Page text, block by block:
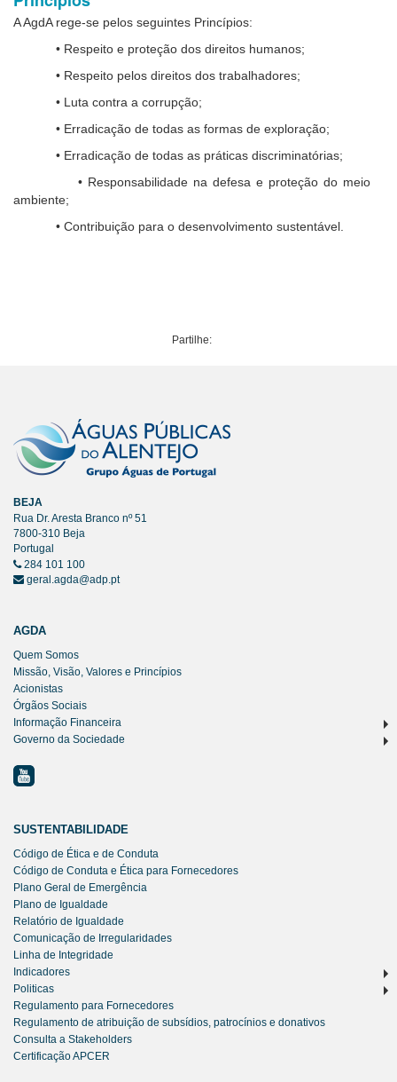
A AgdA rege-se pelos seguintes Princípios:
• Respeito e proteção dos direitos humanos;
• Respeito pelos direitos dos trabalhadores;
• Luta contra a corrupção;
• Erradicação de todas as formas de exploração;
• Erradicação de todas as práticas discriminatórias;
• Responsabilidade na defesa e proteção do meio
ambiente;
• Contribuição para o desenvolvimento sustentável.
Partilhe:
BEJA
Rua Dr. Aresta Branco nº 51
7800-310 Beja
Portugal
284 101 100
geral.agda@adp.pt
AGDA
Quem Somos
Missão, Visão, Valores e Princípios
Acionistas
Órgãos Sociais
Informação Financeira
Governo da Sociedade
SUSTENTABILIDADE
Código de Ética e de Conduta
Código de Conduta e Ética para Fornecedores
Plano Geral de Emergência
Plano de Igualdade
Relatório de Igualdade
Comunicação de Irregularidades
Linha de Integridade
Indicadores
Politicas
Regulamento para Fornecedores
Regulamento de atribuição de subsídios, patrocínios e donativos
Consulta a Stakeholders
Certificação APCER